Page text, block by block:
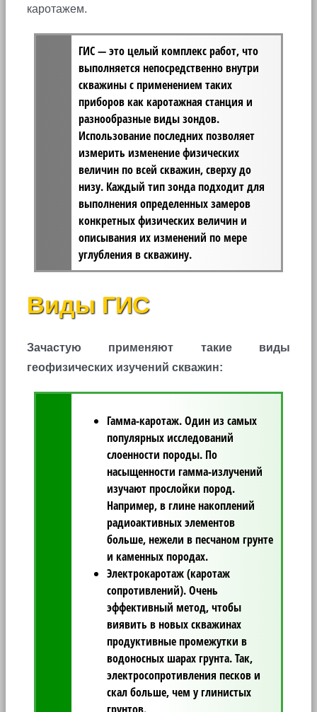
каротажем.
ГИС — это целый комплекс работ, что
выполняется непосредственно внутри
скважины с применением таких
приборов как каротажная станция и
разнообразные виды зондов.
Использование последних позволяет
измерить изменение физических
величин по всей скважин, сверху до
низу. Каждый тип зонда подходит для
выполнения определенных замеров
конкретных физических величин и
описывания их изменений по мере
углубления в скважину.
Виды ГИС
Зачастую применяют такие виды
геофизических изучений скважин:
Гамма-каротаж.Один из самых
популярных исследований
слоенности породы. По
насыщенности гамма-излучений
изучают прослойки пород.
Например, в глине накоплений
радиоактивных элементов
больше, нежели в песчаном грунте
и каменных породах.
Электрокаротаж(каротаж
сопротивлений). Очень
эффективный метод, чтобы
виявить в новых скважинах
продуктивные промежутки в
водоносных шарах грунта. Так,
электросопротивления песков и
скал больше, чем у глинистых